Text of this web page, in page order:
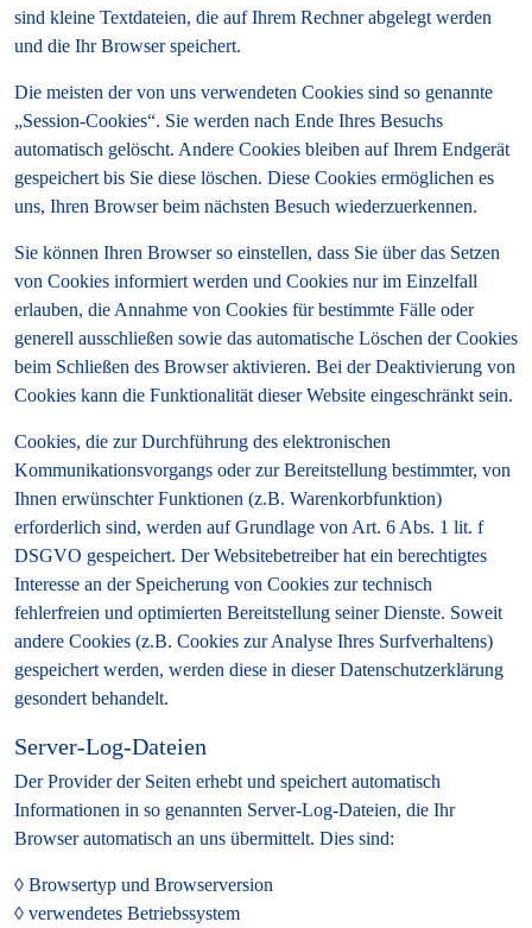
sind kleine Textdateien, die auf Ihrem Rechner abgelegt werden
und die Ihr Browser speichert.
Die meisten der von uns verwendeten Cookies sind so genannte
„Session-Cookies“. Sie werden nach Ende Ihres Besuchs
automatisch gelöscht. Andere Cookies bleiben auf Ihrem Endgerät
gespeichert bis Sie diese löschen. Diese Cookies ermöglichen es
uns, Ihren Browser beim nächsten Besuch wiederzuerkennen.
Sie können Ihren Browser so einstellen, dass Sie über das Setzen
von Cookies informiert werden und Cookies nur im Einzelfall
erlauben, die Annahme von Cookies für bestimmte Fälle oder
generell ausschließen sowie das automatische Löschen der Cookies
beim Schließen des Browser aktivieren. Bei der Deaktivierung von
Cookies kann die Funktionalität dieser Website eingeschränkt sein.
Cookies, die zur Durchführung des elektronischen
Kommunikationsvorgangs oder zur Bereitstellung bestimmter, von
Ihnen erwünschter Funktionen (z.B. Warenkorbfunktion)
erforderlich sind, werden auf Grundlage von Art. 6 Abs. 1 lit. f
DSGVO gespeichert. Der Websitebetreiber hat ein berechtigtes
Interesse an der Speicherung von Cookies zur technisch
fehlerfreien und optimierten Bereitstellung seiner Dienste. Soweit
andere Cookies (z.B. Cookies zur Analyse Ihres Surfverhaltens)
gespeichert werden, werden diese in dieser Datenschutzerklärung
gesondert behandelt.
Server-Log-Dateien
Der Provider der Seiten erhebt und speichert automatisch
Informationen in so genannten Server-Log-Dateien, die Ihr
Browser automatisch an uns übermittelt. Dies sind:
Browsertyp und Browserversion
verwendetes Betriebssystem